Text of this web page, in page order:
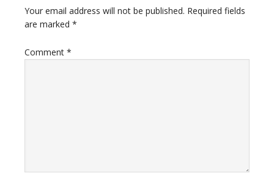
Your email address will not be published. Required fields
are marked *
Comment *